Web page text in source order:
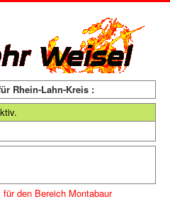
Rhein-Lahn-Kreis :